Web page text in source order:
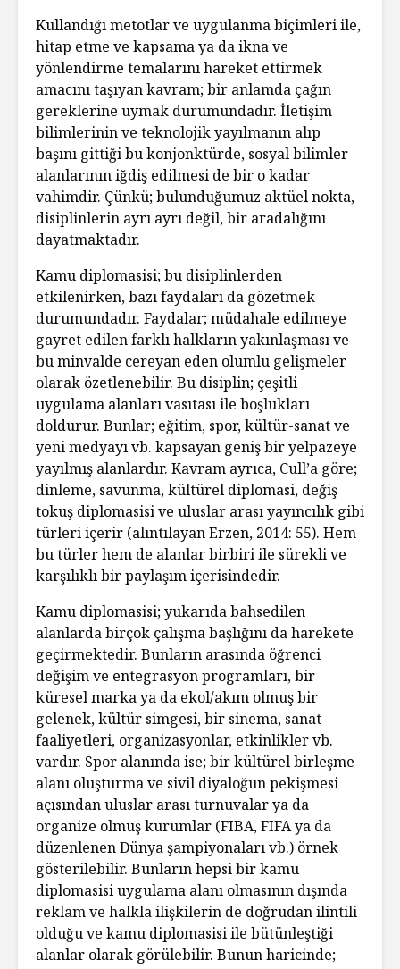
Kullandığı metotlar ve uygulanma biçimleri ile,
hitap etme ve kapsama ya da ikna ve
yönlendirme temalarını hareket ettirmek
amacını taşıyan kavram; bir anlamda çağın
gereklerine uymak durumundadır. İletişim
bilimlerinin ve teknolojik yayılmanın alıp
başını gittiği bu konjonktürde, sosyal bilimler
alanlarının iğdiş edilmesi de bir o kadar
vahimdir. Çünkü; bulunduğumuz aktüel nokta,
disiplinlerin ayrı ayrı değil, bir aradalığını
dayatmaktadır.
Kamu diplomasisi; bu disiplinlerden
etkilenirken, bazı faydaları da gözetmek
durumundadır. Faydalar; müdahale edilmeye
gayret edilen farklı halkların yakınlaşması ve
bu minvalde cereyan eden olumlu gelişmeler
olarak özetlenebilir. Bu disiplin; çeşitli
uygulama alanları vasıtası ile boşlukları
doldurur. Bunlar; eğitim, spor, kültür-sanat ve
yeni medyayı vb. kapsayan geniş bir yelpazeye
yayılmış alanlardır. Kavram ayrıca, Cull’a göre;
dinleme, savunma, kültürel diplomasi, değiş
tokuş diplomasisi ve uluslar arası yayıncılık gibi
türleri içerir (alıntılayan Erzen, 2014: 55). Hem
bu türler hem de alanlar birbiri ile sürekli ve
karşılıklı bir paylaşım içerisindedir.
Kamu diplomasisi; yukarıda bahsedilen
alanlarda birçok çalışma başlığını da harekete
geçirmektedir. Bunların arasında öğrenci
değişim ve entegrasyon programları, bir
küresel marka ya da ekol/akım olmuş bir
gelenek, kültür simgesi, bir sinema, sanat
faaliyetleri, organizasyonlar, etkinlikler vb.
vardır. Spor alanında ise; bir kültürel birleşme
alanı oluşturma ve sivil diyaloğun pekişmesi
açısından uluslar arası turnuvalar ya da
organize olmuş kurumlar (FIBA, FIFA ya da
düzenlenen Dünya şampiyonaları vb.) örnek
gösterilebilir. Bunların hepsi bir kamu
diplomasisi uygulama alanı olmasının dışında
reklam ve halkla ilişkilerin de doğrudan ilintili
olduğu ve kamu diplomasisi ile bütünleştiği
alanlar olarak görülebilir. Bunun haricinde;